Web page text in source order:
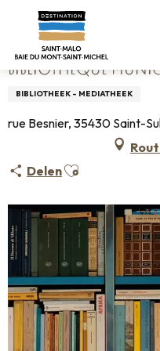
contenu
principal
Home Bibliothèque
BIBLIOTHÈQUE
BIBLIOTHEEK - MEDIATHEEK
rue Besnier, 35430 Saint-
DelenAjouter aux favoris